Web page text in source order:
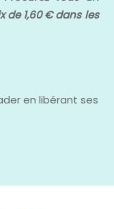
de 1,60 € dans les
en libérant ses